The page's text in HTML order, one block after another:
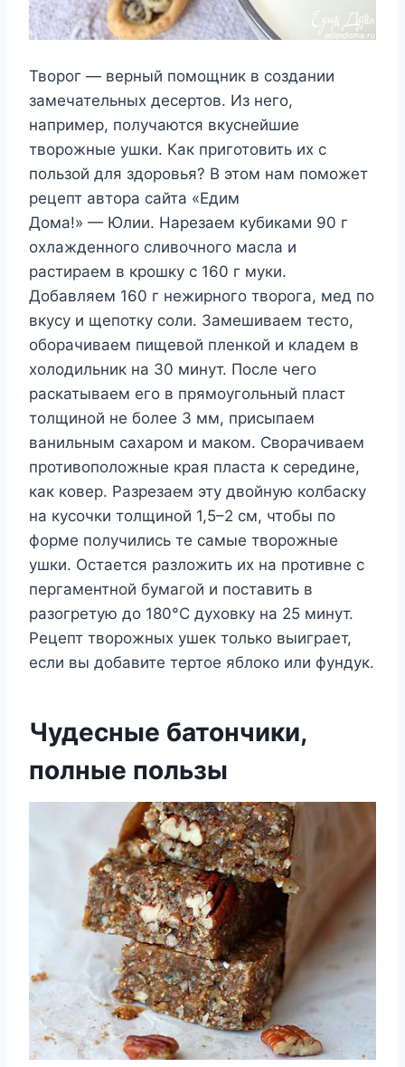
Творог — верный помощник в создании
замечательных десертов. Из него,
например, получаются вкуснейшие
творожные ушки. Как приготовить их с
пользой для здоровья? В этом нам поможет
рецепт автора сайта «Едим
Дома!» — Юлии. Нарезаем кубиками 90 г
охлажденного сливочного масла и
растираем в крошку с 160 г муки.
Добавляем 160 г нежирного творога, мед по
вкусу и щепотку соли. Замешиваем тесто,
оборачиваем пищевой пленкой и кладем в
холодильник на 30 минут. После чего
раскатываем его в прямоугольный пласт
толщиной не более 3 мм, присыпаем
ванильным сахаром и маком. Сворачиваем
противоположные края пласта к середине,
как ковер. Разрезаем эту двойную колбаску
на кусочки толщиной 1,5–2 см, чтобы по
форме получились те самые творожные
ушки. Остается разложить их на противне с
пергаментной бумагой и поставить в
разогретую до 180°C духовку на 25 минут.
Рецепт творожных ушек только выиграет,
если вы добавите тертое яблоко или фундук.
Чудесные батончики,
полные пользы